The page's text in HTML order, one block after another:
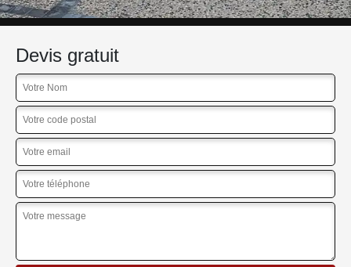
Devis gratuit